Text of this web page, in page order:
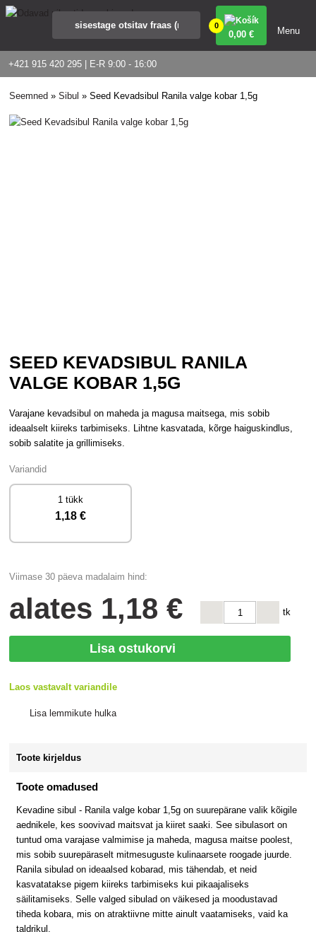
+421 915 420 295 | E-R 9:00 - 16:00
0
0,00 € Menu
Seemned »Sibul »Seed Kevadsibul Ranila valge kobar 1,5g
SEED KEVADSIBUL RANILA
VALGE KOBAR 1,5G
Varajane kevadsibul on maheda ja magusa maitsega, mis sobib
ideaalselt kiireks tarbimiseks. Lihtne kasvatada, kõrge haiguskindlus,
sobib salatite ja grillimiseks.
Variandid
1 tükk
1,18 €
Viimase 30 päeva madalaim hind:
alates 1,18 € tk
Lisa ostukorvi
Laos vastavalt variandile
Lisa lemmikute hulka
Toote kirjeldus
Toote omadused
Kevadine sibul - Ranila valge kobar 1,5g on suurepärane valik kõigile
aednikele, kes soovivad maitsvat ja kiiret saaki. See sibulasort on
tuntud oma varajase valmimise ja maheda, magusa maitse poolest,
mis sobib suurepäraselt mitmesuguste kulinaarsete roogade juurde.
Ranila sibulad on ideaalsed kobarad, mis tähendab, et neid
kasvatatakse pigem kiireks tarbimiseks kui pikaajaliseks
säilitamiseks. Selle valged sibulad on väikesed ja moodustavad
tiheda kobara, mis on atraktiivne mitte ainult vaatamiseks, vaid ka
taldrikul.